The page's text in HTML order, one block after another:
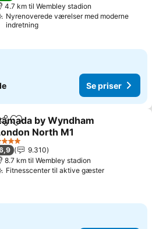
4.7 km til Wembley stadion
Nyrenoverede værelser med moderne
indretning
Se priser
Føj til favoritter
by Wyndham
North M1
Stjerner
9.310
8.7 km til Wembley stadion
Fitnesscenter til aktive gæster